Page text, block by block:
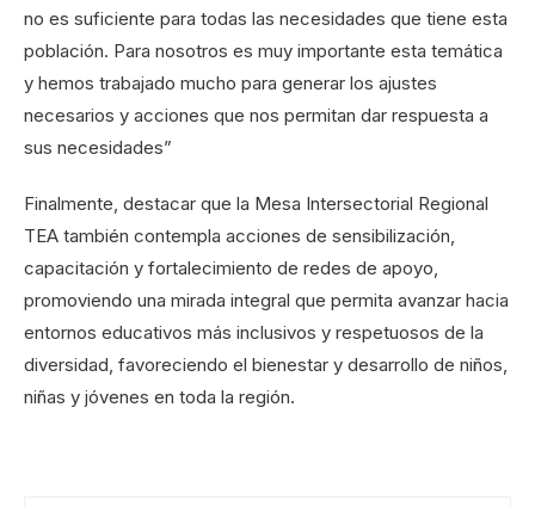
no es suficiente para todas las necesidades que tiene esta
población. Para nosotros es muy importante esta temática
y hemos trabajado mucho para generar los ajustes
necesarios y acciones que nos permitan dar respuesta a
sus necesidades”
Finalmente, destacar que la Mesa Intersectorial Regional
TEA también contempla acciones de sensibilización,
capacitación y fortalecimiento de redes de apoyo,
promoviendo una mirada integral que permita avanzar hacia
entornos educativos más inclusivos y respetuosos de la
diversidad, favoreciendo el bienestar y desarrollo de niños,
niñas y jóvenes en toda la región.